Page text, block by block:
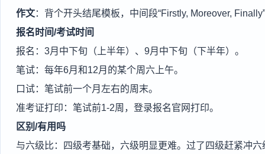
作文：背个开头结尾模板，中间段“Firstly, Moreover,
报名时间/考试时间
报名：3月中下旬（上半年）、9月中下旬（下半年）。
笔试：每年6月和12月的某个周六上午。
口试：笔试前一个月左右的周末。
准考证打印：笔试前1-2周，登录报名官网打印。
区别/有用吗
与六级比：四级考基础，六级明显更难。过了四级赶紧冲六